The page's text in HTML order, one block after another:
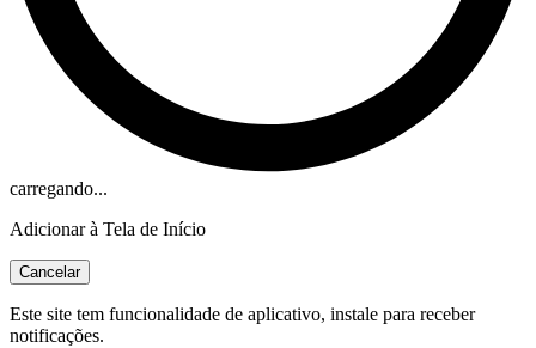
carregando...
Adicionar à Tela de Início
Cancelar
Este site tem funcionalidade de aplicativo, instale para receber
notificações.